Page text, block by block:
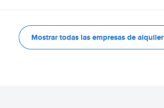
Mostrar todas las empresas de alquiler